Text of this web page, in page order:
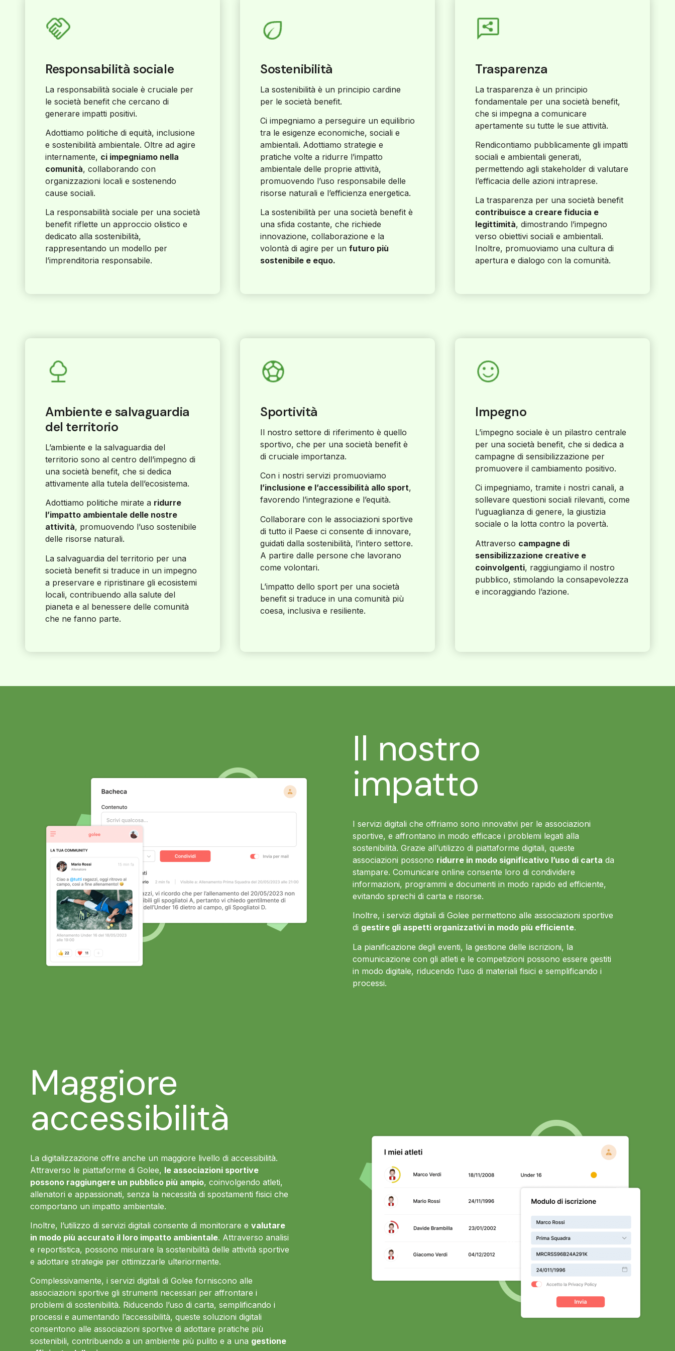
Responsabilità sociale
La responsabilità sociale è cruciale per
le società benefit che cercano di
generare impatti positivi.
Adottiamo politiche di equità, inclusione
e sostenibilità ambientale. Oltre ad agire
internamente, ci impegniamo nella
comunità, collaborando con
organizzazioni locali e sostenendo
cause sociali.
La responsabilità sociale per una società
benefit riflette un approccio olistico e
dedicato alla sostenibilità,
rappresentando un modello per
l’imprenditoria responsabile.
Sostenibilità
La sostenibilità è un principio cardine
per le società benefit.
Ci impegniamo a perseguire un equilibrio
tra le esigenze economiche, sociali e
ambientali. Adottiamo strategie e
pratiche volte a ridurre l’impatto
ambientale delle proprie attività,
promuovendo l’uso responsabile delle
risorse naturali e l’efficienza energetica.
La sostenibilità per una società benefit è
una sfida costante, che richiede
innovazione, collaborazione e la
volontà di agire per un futuro più
sostenibile e equo.
Trasparenza
La trasparenza è un principio
fondamentale per una società benefit,
che si impegna a comunicare
apertamente su tutte le sue attività.
Rendicontiamo pubblicamente gli impatti
sociali e ambientali generati,
permettendo agli stakeholder di valutare
l’efficacia delle azioni intraprese.
La trasparenza per una società benefit
contribuisce a creare fiducia e
legittimità, dimostrando l’impegno
verso obiettivi sociali e ambientali.
Inoltre, promuoviamo una cultura di
apertura e dialogo con la comunità.
Ambiente e salvaguardia
del territorio
L’ambiente e la salvaguardia del
territorio sono al centro dell’impegno di
una società benefit, che si dedica
attivamente alla tutela dell’ecosistema.
Adottiamo politiche mirate a ridurre
l’impatto ambientale delle nostre
attività, promuovendo l’uso sostenibile
delle risorse naturali.
La salvaguardia del territorio per una
società benefit si traduce in un impegno
a preservare e ripristinare gli ecosistemi
locali, contribuendo alla salute del
pianeta e al benessere delle comunità
che ne fanno parte.
Sportività
Il nostro settore di riferimento è quello
sportivo, che per una società benefit è
di cruciale importanza.
Con i nostri servizi promuoviamo
l’inclusione e l’accessibilità allo sport,
favorendo l’integrazione e l’equità.
Collaborare con le associazioni sportive
di tutto il Paese ci consente di innovare,
guidati dalla sostenibilità, l’intero settore.
A partire dalle persone che lavorano
come volontari.
L’impatto dello sport per una società
benefit si traduce in una comunità più
coesa, inclusiva e resiliente.
Impegno
L’impegno sociale è un pilastro centrale
per una società benefit, che si dedica a
campagne di sensibilizzazione per
promuovere il cambiamento positivo.
Ci impegniamo, tramite i nostri canali, a
sollevare questioni sociali rilevanti, come
l’uguaglianza di genere, la giustizia
sociale o la lotta contro la povertà.
Attraverso campagne di
sensibilizzazione creative e
coinvolgenti, raggiungiamo il nostro
pubblico, stimolando la consapevolezza
e incoraggiando l’azione.
Il nostro
impatto
I servizi digitali che offriamo sono innovativi per le associazioni
sportive, e affrontano in modo efficace i problemi legati alla
sostenibilità. Grazie all’utilizzo di piattaforme digitali, queste
associazioni possono ridurre in modo significativo l’uso di carta da
stampare. Comunicare online consente loro di condividere
informazioni, programmi e documenti in modo rapido ed efficiente,
evitando sprechi di carta e risorse.
Inoltre, i servizi digitali di Golee permettono alle associazioni sportive
di gestire gli aspetti organizzativi in modo più efficiente.
La pianificazione degli eventi, la gestione delle iscrizioni, la
comunicazione con gli atleti e le competizioni possono essere gestiti
in modo digitale, riducendo l’uso di materiali fisici e semplificando i
processi.
Maggiore
accessibilità
La digitalizzazione offre anche un maggiore livello di accessibilità.
Attraverso le piattaforme di Golee, le associazioni sportive
possono raggiungere un pubblico più ampio, coinvolgendo atleti,
allenatori e appassionati, senza la necessità di spostamenti fisici che
comportano un impatto ambientale.
Inoltre, l’utilizzo di servizi digitali consente di monitorare e valutare
in modo più accurato il loro impatto ambientale. Attraverso analisi
e reportistica, possono misurare la sostenibilità delle attività sportive
e adottare strategie per ottimizzarle ulteriormente.
Complessivamente, i servizi digitali di Golee forniscono alle
associazioni sportive gli strumenti necessari per affrontare i
problemi di sostenibilità. Riducendo l’uso di carta, semplificando i
processi e aumentando l’accessibilità, queste soluzioni digitali
consentono alle associazioni sportive di adottare pratiche più
sostenibili, contribuendo a un ambiente più pulito e a una gestione